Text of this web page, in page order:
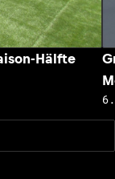
Hälfte